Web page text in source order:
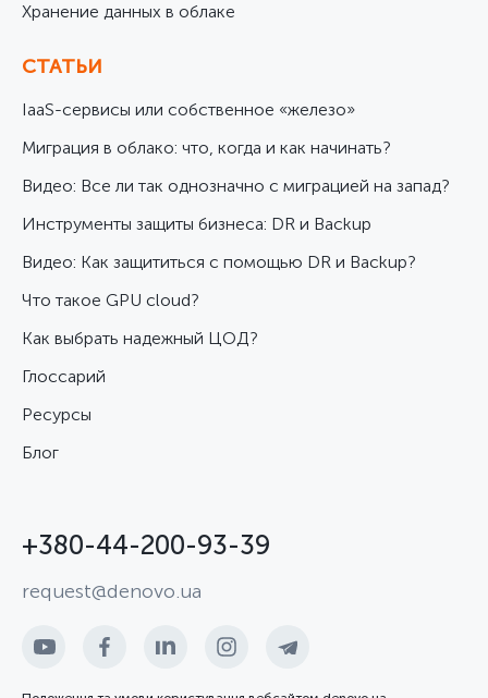
Хранение данных в облаке
СТАТЬИ
IaaS-сервисы или собственное «железо»
Миграция в облако: что, когда и как начинать?
Видео: Все ли так однозначно с миграцией на запад?
Инструменты защиты бизнеса: DR и Backup
Видео: Как защититься с помощью DR и Backup?
Что такое GPU cloud?
Как выбрать надежный ЦОД?
Глоссарий
Ресурсы
Блог
+380-44-200-93-39
request@denovo.ua